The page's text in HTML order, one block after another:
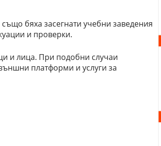
бяха засегнати учебни заведения
и проверки.
и лица. При подобни случаи
платформи и услуги за